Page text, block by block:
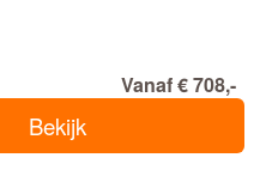
Vanaf € 708,-
Bekijk